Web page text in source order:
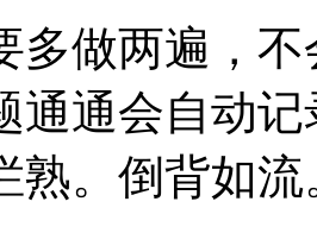
多做两遍，
通通会自动
熟。倒背如流